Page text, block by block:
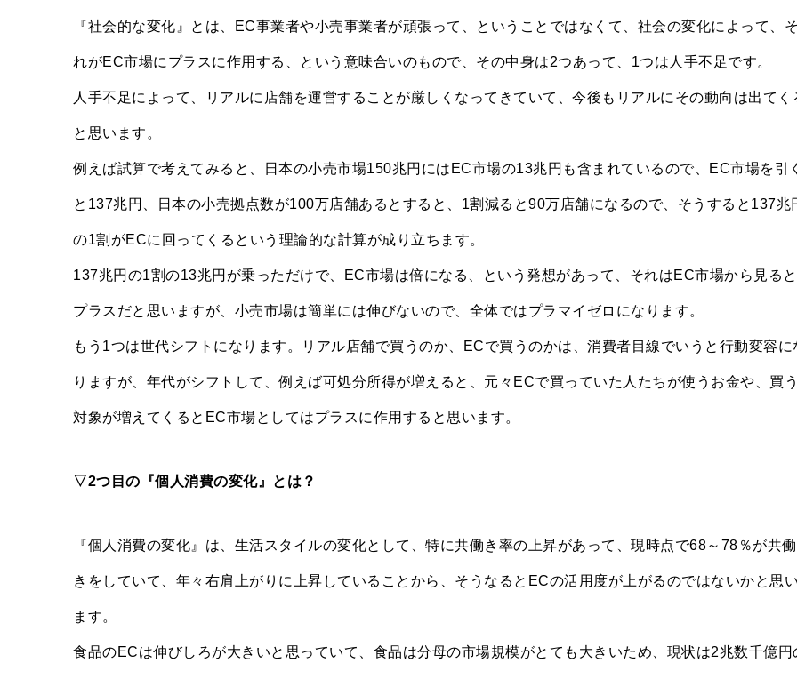
『社会的な変化』とは、EC事業者や小売事業者が頑張って、ということではなくて、社会の変化によって、そ
れがEC市場にプラスに作用する、という意味合いのもので、その中身は2つあって、1つは人手不足です。
人手不足によって、リアルに店舗を運営することが厳しくなってきていて、今後もリアルにその動向は出てく
と思います。
例えば試算で考えてみると、日本の小売市場150兆円にはEC市場の13兆円も含まれているので、EC市場を引く
と137兆円、日本の小売拠点数が100万店舗あるとすると、1割減ると90万店舗になるので、そうすると137兆
の1割がECに回ってくるという理論的な計算が成り立ちます。
137兆円の1割の13兆円が乗っただけで、EC市場は倍になる、という発想があって、それはEC市場から見ると
プラスだと思いますが、小売市場は簡単には伸びないので、全体ではプラマイゼロになります。
もう1つは世代シフトになります。リアル店舗で買うのか、ECで買うのかは、消費者目線でいうと行動変容に
りますが、年代がシフトして、例えば可処分所得が増えると、元々ECで買っていた人たちが使うお金や、買う
対象が増えてくるとEC市場としてはプラスに作用すると思います。
▽2つ目の『個人消費の変化』とは？
『個人消費の変化』は、生活スタイルの変化として、特に共働き率の上昇があって、現時点で68～78％が共働
きをしていて、年々右肩上がりに上昇していることから、そうなるとECの活用度が上がるのではないかと思い
ます。
食品のECは伸びしろが大きいと思っていて、食品は分母の市場規模がとても大きいため、現状は2兆数千億円